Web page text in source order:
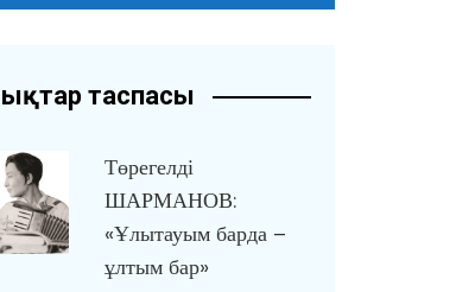
таспасы
Төрегелді
ШАРМАНОВ:
«Ұлытауым барда –
ұлтым бар»